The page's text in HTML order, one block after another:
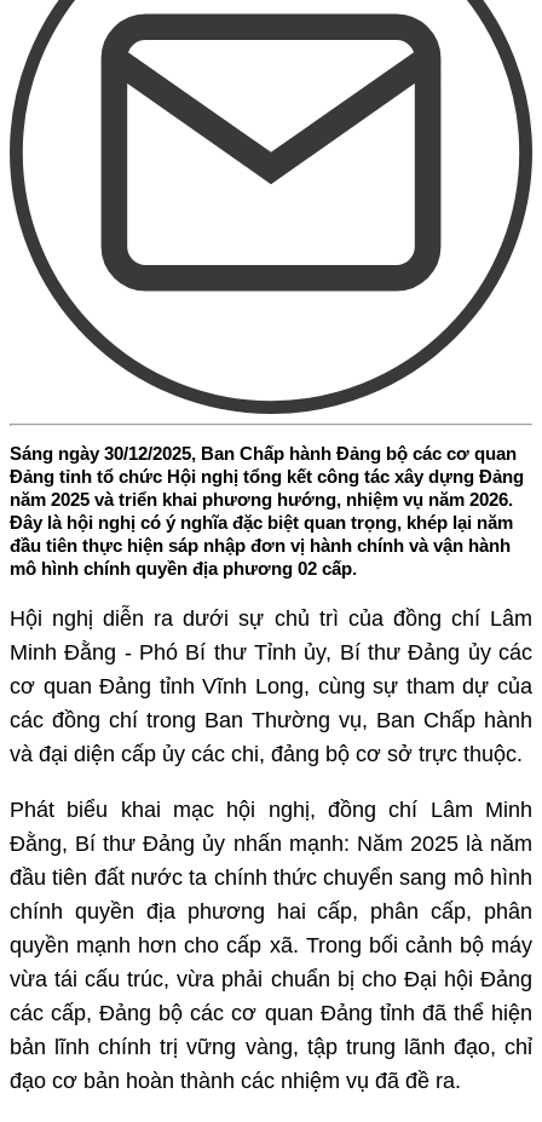
Sáng ngày 30/12/2025, Ban Chấp hành Đảng bộ các cơ quan
Đảng tỉnh tổ chức Hội nghị tổng kết công tác xây dựng Đảng
năm 2025 và triển khai phương hướng, nhiệm vụ năm 2026.
Đây là hội nghị có ý nghĩa đặc biệt quan trọng, khép lại năm
đầu tiên thực hiện sáp nhập đơn vị hành chính và vận hành
mô hình chính quyền địa phương 02 cấp.
Hội nghị diễn ra dưới sự chủ trì của đồng chí Lâm
Minh Đằng - Phó Bí thư Tỉnh ủy, Bí thư Đảng ủy các
cơ quan Đảng tỉnh Vĩnh Long, cùng sự tham dự của
các đồng chí trong Ban Thường vụ, Ban Chấp hành
và đại diện cấp ủy các chi, đảng bộ cơ sở trực thuộc.
Phát biểu khai mạc hội nghị, đồng chí Lâm Minh
Đằng, Bí thư Đảng ủy nhấn mạnh: Năm 2025 là năm
đầu tiên đất nước ta chính thức chuyển sang mô hình
chính quyền địa phương hai cấp, phân cấp, phân
quyền mạnh hơn cho cấp xã. Trong bối cảnh bộ máy
vừa tái cấu trúc, vừa phải chuẩn bị cho Đại hội Đảng
các cấp, Đảng bộ các cơ quan Đảng tỉnh đã thể hiện
bản lĩnh chính trị vững vàng, tập trung lãnh đạo, chỉ
đạo cơ bản hoàn thành các nhiệm vụ đã đề ra.